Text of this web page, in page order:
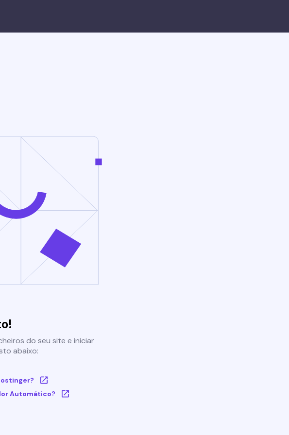
do seu site e iniciar
abaixo:
Automático?